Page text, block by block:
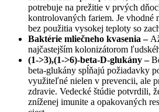
potrebuje na prežitie v prvých
kontrolovaných fariem. Je vhodné
bez použitia vysokej teploty so
Baktérie mliečneho kvasenia –
najčastejším kolonizátorom
(1->3),(1->6)-beta-D-glukány –
beta-glukány spĺňajú požiadavky
využiteľné nielen v prevencii, ale
zdravie. Vedecké štúdie potvrdili,
zníženej imunite a opakovaných